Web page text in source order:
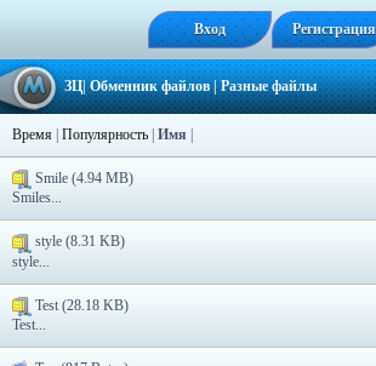
Вход Регистрация
ЗЦ|Обменник файлов|Разные файлы
Время Популярность Имя
Smile (4.94 MB)
Smiles...
style (8.31 KB)
style...
Test (28.18 KB)
Test...